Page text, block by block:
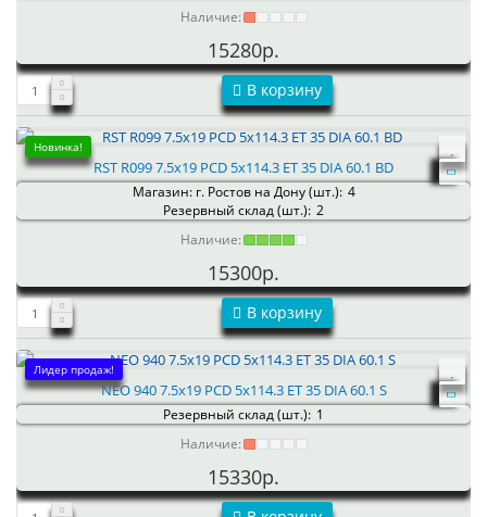
Наличие:
15280р.
В корзину
Новинка!
RST R099 7.5x19 PCD 5x114.3 ET 35 DIA 60.1 BD
Магазин: г. Ростов на Дону (шт.): 4
Резервный склад (шт.): 2
Наличие:
15300р.
В корзину
Лидер продаж!
NEO 940 7.5x19 PCD 5x114.3 ET 35 DIA 60.1 S
Резервный склад (шт.): 1
Наличие:
15330р.